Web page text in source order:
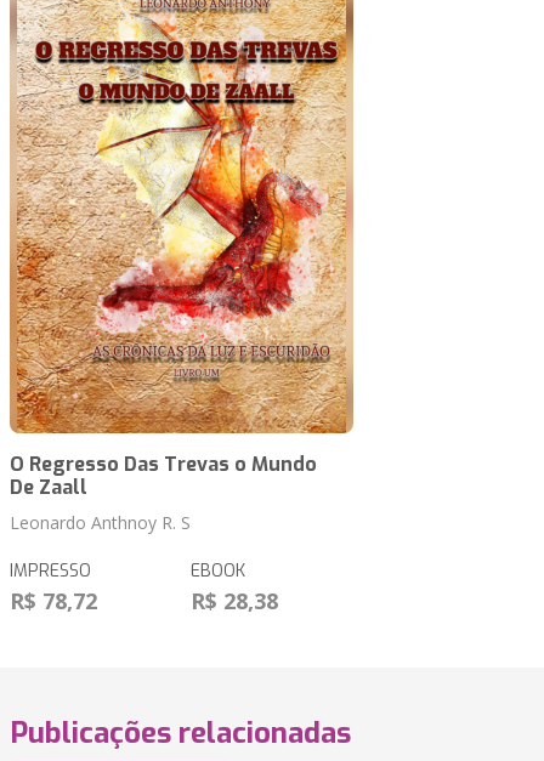
O Regresso Das Trevas o Mundo
De Zaall
Leonardo Anthnoy R. S
IMPRESSO
R$ 78,72
EBOOK
R$ 28,38
Publicações relacionadas